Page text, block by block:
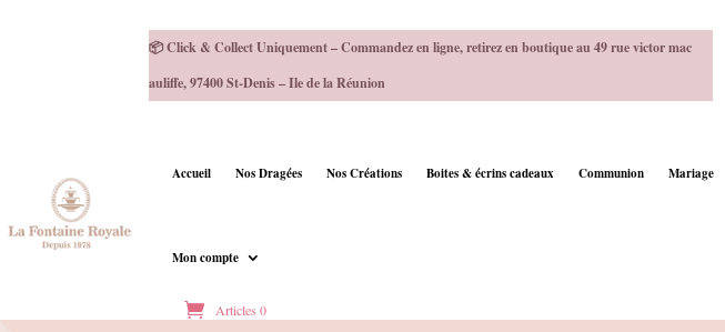
📦 Click & Collect Uniquement – Commandez en ligne, retirez en boutique au 49 rue victor mac
auliffe, 97400 St-Denis – Ile de la Réunion
Accueil Nos Dragées Nos Créations Boites & écrins cadeaux Communion Mariage
Mon compte
Articles 0